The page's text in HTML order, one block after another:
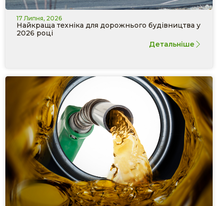
17 Липня, 2026
Найкраща техніка для дорожнього будівництва у
2026 році
Детальніше